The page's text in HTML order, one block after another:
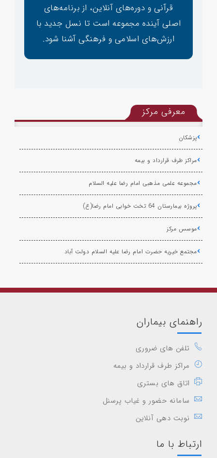
قرآنی و دوره‌های آنلاین، از برنامه‌های
اصلی آینده مجموعه است تا نسل جدید با
ارزش‌های اسلامی و فرهنگی آشنا شود.
معرفی مرکز
پزشکان
مراکز طرف قرارداد و بیمه
مجموعه علمی مذهبی امام رضا علیه السلام
پروژه بیمارستان 64 تخت خوابی امام رضا(ع)
موسس مرکز
مجتمع خیریه حضرت امام رضا علیه السلام دولت آباد
راهنمای بیماران
تلفن های ضروری
مراکز طرف قرارداد و بیمه
اتاق های بستری
سامانه حضور و غیاب پرسنل
نوبت دهی آنلاین
ارتباط با ما